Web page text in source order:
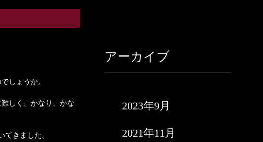
しょうか。
しく、かなり、かな
きました。
アーカイブ
2023年9月
2021年11月